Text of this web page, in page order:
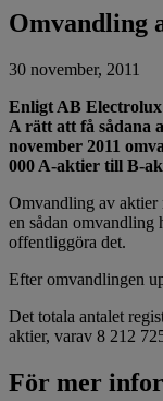
Omvandling
30 november, 2011
Enligt AB
A rätt att få sådana
november 2011
000 A-aktier till B-
Omvandling av aktier
en sådan omvandling
offentliggöra det.
Efter omvandlingen
Det totala antalet
aktier, varav 8 212
För mer